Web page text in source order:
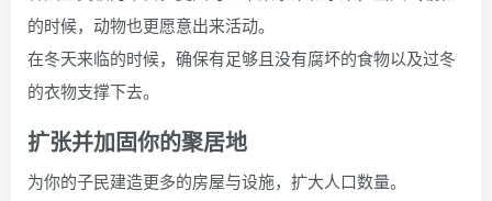
的时候，动物也更愿意出来活动。
在冬天来临的时候，确保有足够且没有腐坏的食物以及过冬
的衣物支撑下去。
扩张并加固你的聚居地
为你的子民建造更多的房屋与设施，扩大人口数量。